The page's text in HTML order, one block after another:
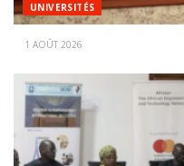
UNIVERSITÉS
1 AOÛT 2026